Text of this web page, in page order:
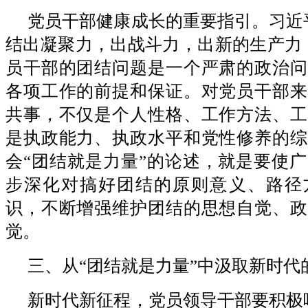
党员干部健康成长的重要指引。习
结出凝聚力，出战斗力，出新的生产力
员干部的团结问题是一个严肃的政治
各项工作的前提和保证。对党员干部
共事，不仅是个人性格、工作方法、
是执政能力、执政水平和党性修养的
会“团结就是力量”的论述，就是要使
步深化对搞好团结的原则意义、路
识，不断增强维护团结的思想自觉、
觉。
三、从“团结就是力量”中汲取新时代
新时代新征程，党员领导干部要积